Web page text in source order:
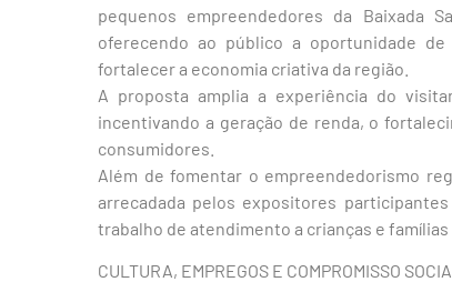
pequenos empreendedores da Baixada
oferecendo ao público a oportunidade
fortalecer a economia criativa da região.
A proposta amplia a experiência do
incentivando a geração de renda, o
consumidores.
Além de fomentar o empreendedorismo
arrecadada pelos expositores
trabalho de atendimento a crianças e famílias
CULTURA, EMPREGOS E COMPROMISSO